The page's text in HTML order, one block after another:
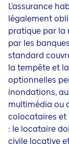
L'assurance
légalement
pratique par la
par les
standard
la tempête et
optionnelles
inondations,
multimédia ou
colocataires et
: le locataire
civile locative